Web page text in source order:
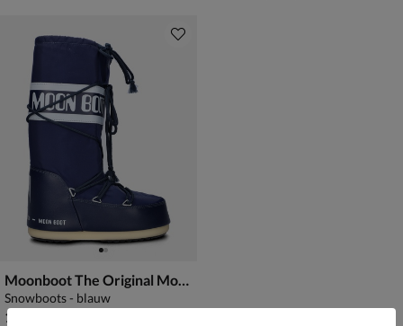
Moonboot The Original Moonboot Icon
Snowboots - blauw
€ 184,99
184